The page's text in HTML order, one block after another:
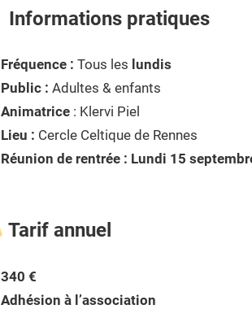
Informations pratiques
Fréquence : Tous les lundis
Public : Adultes & enfants
Animatrice : Klervi Piel
Lieu : Cercle Celtique de Rennes
Réunion de rentrée : Lundi 15
Tarif annuel
340 €
Adhésion à l’association